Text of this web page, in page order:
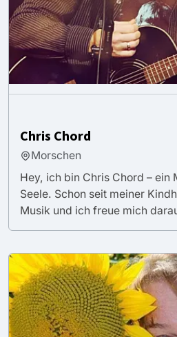
Chris Chord
Morschen
Hey, ich bin Chris Chord – ein
Seele. Schon seit meiner
Musik und ich freue mich